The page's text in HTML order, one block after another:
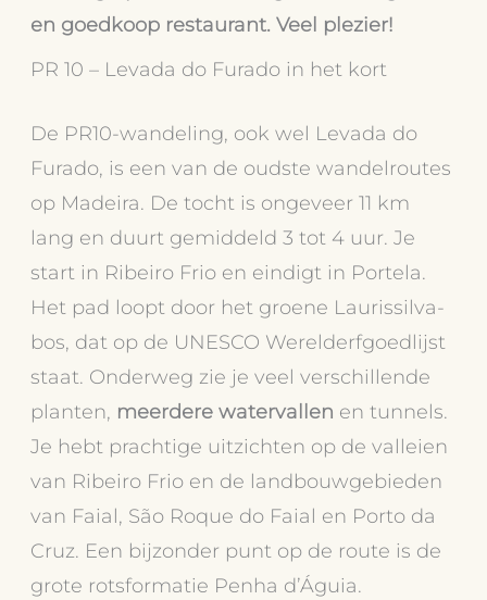
en goedkoop restaurant. Veel plezier!
PR 10 – Levada do Furado in het kort
De PR10-wandeling, ook wel Levada do
Furado, is een van de oudste wandelroutes
op Madeira. De tocht is ongeveer 11 km
lang en duurt gemiddeld 3 tot 4 uur. Je
start in Ribeiro Frio en eindigt in Portela.
Het pad loopt door het groene Laurissilva-
bos, dat op de UNESCO Werelderfgoedlijst
staat. Onderweg zie je veel verschillende
planten, meerdere watervallen en tunnels.
Je hebt prachtige uitzichten op de valleien
van Ribeiro Frio en de landbouwgebieden
van Faial, São Roque do Faial en Porto da
Cruz. Een bijzonder punt op de route is de
grote rotsformatie Penha d’Águia.